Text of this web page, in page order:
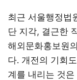
최근 서울행정법
단 지각, 결근한
해외문화홍보원
다. 개전의 기회
계를 내리는 것